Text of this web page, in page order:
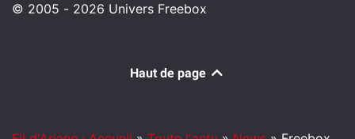
© 2005 - 2026 Univers Freebox
Haut de page